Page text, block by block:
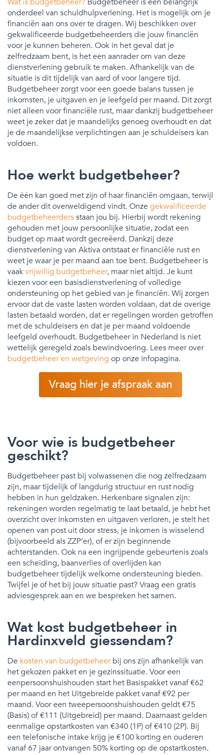
onderdeel van schuldhulpverlening. Het is mogelijk om je
financiën aan ons over te dragen. Wij beschikken over
gekwalificeerde budgetbeheerders die jouw financiën
voor je kunnen beheren. Ook in het geval dat je
zelfredzaam bent, is het een aanrader om van deze
dienstverlening gebruik te maken. Afhankelijk van de
situatie is dit tijdelijk van aard of voor langere tijd.
Budgetbeheer zorgt voor een goede balans tussen je
inkomsten, je uitgaven en je leefgeld per maand. Dit zorgt
niet alleen voor financiële rust, maar dankzij budgetbeheer
weet je zeker dat je maandelijks genoeg overhoudt en dat
je de maandelijkse verplichtingen aan je schuldeisers kan
voldoen.
Hoe werkt budgetbeheer?
De één kan goed met zijn of haar financiën omgaan, terwijl
de ander dit overweldigend vindt. Onze gekwalificeerde
budgetbeheerdersstaan jou bij. Hierbij wordt rekening
gehouden met jouw persoonlijke situatie, zodat een
budget op maat wordt gecreëerd. Dankzij deze
dienstverlening van Aktiva ontstaat er financiële rust en
weet je waar je per maand aan toe bent. Budgetbeheer is
vaakvrijwillig budgetbeheer, maar niet altijd. Je kunt
kiezen voor een basisdienstverlening of volledige
ondersteuning op het gebied van je financiën. Wij zorgen
ervoor dat de vaste lasten worden voldaan, dat de overige
lasten betaald worden, dat er regelingen worden getroffen
met de schuldeisers en dat je per maand voldoende
leefgeld overhoudt. Budgetbeheer in Nederland is niet
wettelijk geregeld zoals bewindvoering. Lees meer over
budgetbeheer en wetgeving op onze infopagina.
Vraag hier je afspraak aan
Voor wie is budgetbeheer
geschikt?
Budgetbeheer past bij volwassenen die nog zelfredzaam
zijn, maar tijdelijk of langdurig structuur en rust nodig
hebben in hun geldzaken. Herkenbare signalen zijn:
rekeningen worden regelmatig te laat betaald, je hebt het
overzicht over inkomsten en uitgaven verloren, je stelt het
openen van post uit door stress, je inkomen is wisselend
(bijvoorbeeld als ZZP’er), of er zijn beginnende
achterstanden. Ook na een ingrijpende gebeurtenis zoals
een scheiding, baanverlies of overlijden kan
budgetbeheer tijdelijk welkome ondersteuning bieden.
Twijfel je of het bij jouw situatie past? Vraag een gratis
adviesgesprek aan en we bespreken het samen.
Wat kost budgetbeheer in
Hardinxveld giessendam?
De kosten van budgetbeheerbij ons zijn afhankelijk van
het gekozen pakket en je gezinssituatie. Voor een
eenpersoonshuishouden start het Basispakket vanaf €62
per maand en het Uitgebreide pakket vanaf €92 per
maand. Voor een tweepersoonshuishouden geldt €75
(Basis) of €111 (Uitgebreid) per maand. Daarnaast gelden
eenmalige opstartkosten van €340 (1P) of €410 (2P). Bij
een telefonische intake krijg je €100 korting en ouderen
vanaf 67 jaar ontvangen 50% korting op de opstartkosten.